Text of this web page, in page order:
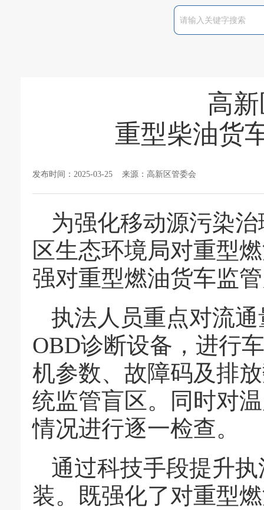
高
重型柴油货
发布时间：2025-03-25 来源：高新区管委会
为强化移动源污染
区生态环境局对重型
强对重型燃油货车监
执法人员重点对流
OBD诊断设备，进行
机参数、故障码及排
统监管盲区。同时对
情况进行逐一检查。
通过科技手段提升
装。既强化了对重型